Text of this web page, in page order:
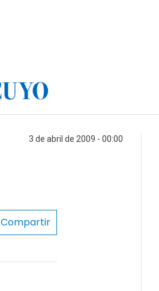
3 de abril de 2009 - 00:00
Compartir